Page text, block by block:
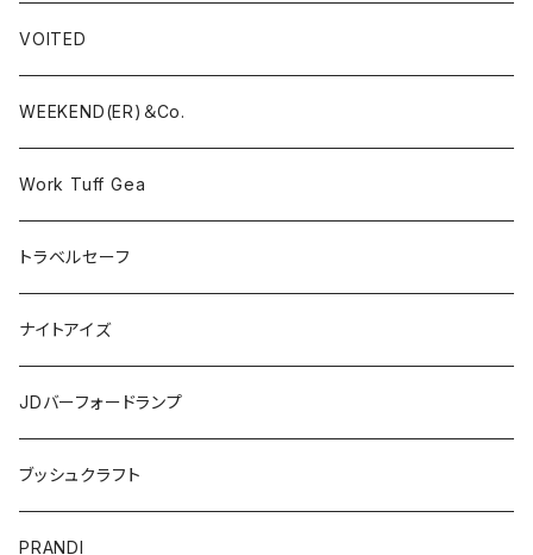
VOITED
WEEKEND(ER)＆Co.
Work Tuff Gea
トラベルセーフ
ナイトアイズ
JDバーフォードランプ
ブッシュクラフト
PRANDI